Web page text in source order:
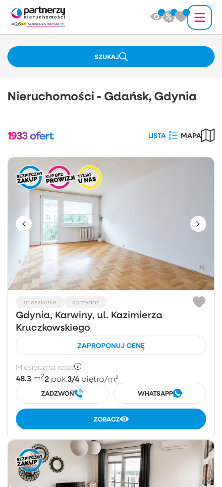
SZUKAJ
Nieruchomości - Gdańsk, Gdynia
1933ofert LISTA MAPA
mieszkanie sprzedaż
Gdynia, Karwiny, ul. Kazimierza
Kruczkowskiego
ZAPROPONUJ CENĘ
Miesięczna rata:
48.3 m22 pok.3/4 piętro/m²
ZADZWOŃ WHATSAPP
ZOBACZ